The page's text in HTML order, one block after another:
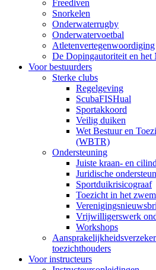
Freediven
Snorkelen
Onderwaterrugby
Onderwatervoetbal
Atletenvertegenwoordiging
De Dopingautoriteit en het
Voor bestuurders
Sterke clubs
Regelgeving
ScubaFISHual
Sportakkoord
Veilig duiken
Wet Bestuur en
(WBTR)
Ondersteuning
Juiste kraan- en
Juridische
Sportduikrisicograaf
Toezicht in het
Vrijwilligerswerk
Workshops
toezichthouders
Voor instructeurs